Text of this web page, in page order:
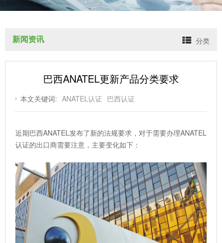
新闻资讯 分类
巴西ANATEL更新产品分类要求
本文关键词: ANATEL认证 巴西认证
近期巴西ANATEL发布了新的法规要求，对于需要办理ANATEL
认证的出口商需要注意，主要变化如下：